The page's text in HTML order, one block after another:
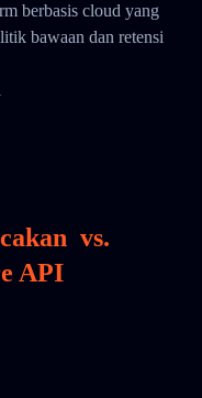
berbasis cloud yang
bawaan dan retensi
vs.
API